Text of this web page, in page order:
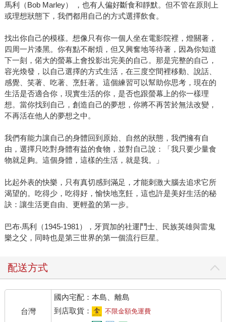
馬利（Bob Marley） ，也有人偏好斷食和靜默。但不管在原則上
或理想狀態下，我們都用自己的方式選擇飲食。
找出你自己的模樣。想像只有你一個人坐在電影院裡，燈關著，
四周一片漆黑。你有點不耐煩，但又興奮地等待著，因為你知道
下一刻，偌大的螢幕上會投影出完美的自己。那是完整的自己，
容光煥發，以自己選擇的方式生活，在三度空間裡移動、說話、
感覺、笑著、吃著、烹飪著。這個練習可以幫助你思考，現在的
生活是否適合你，現實生活的你，是否也跟螢幕上的你一樣理
想。當你找到自己，創造自己的夢想，你將不再苦於無法改變，
不再活在他人的夢想之中。
我們有能力讓自己的身體回到原始、自然的狀態，我們擁有自
由，選擇只吃對身體有益的食物，並對自己說：「我只要少量食
物就足夠。這個身體，這樣的生活，就是我。」
比起外表的快樂，只有真切感到滿足，才能刺激大腦去追求它所
渴望的。吃得少，吃得好，愉快地烹飪，這也許是美好生活的秘
訣：讓生活更自由、更輕盈的第一步。
巴布‧馬利（1945-1981），牙買加的社運鬥士、民族英雄與雷鬼
樂之父，同時也是第三世界的第一個流行巨星。
配送方式
台灣
國內宅配：本島、離島
到店取貨：
不限金額免運費